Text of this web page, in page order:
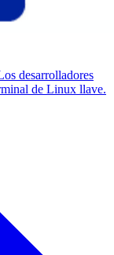
desarrolladores
de Linux llave.